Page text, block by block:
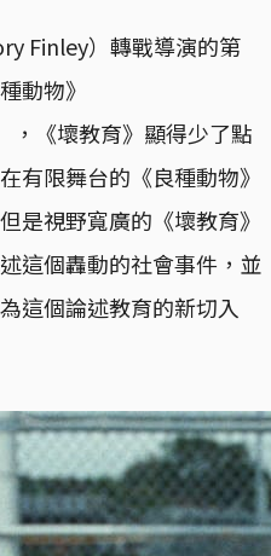
Finley）轉戰導演的第
動物》
，《壞教育》顯得少了點
有限舞台的《良種動物》
是視野寬廣的《壞教育》
這個轟動的社會事件，並
這個論述教育的新切入